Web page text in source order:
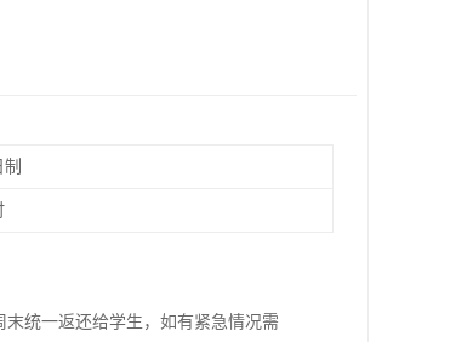
统一返还给学生，如有紧急情况需